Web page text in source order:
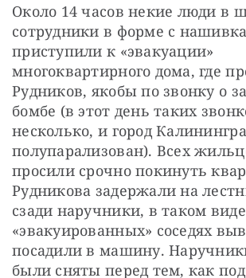
Около 14 часов некие люди в
сотрудники в форме с
приступили к «эвакуации»
многоквартирного дома, где
Рудников, якобы по звонку о
бомбе (в этот день таких
несколько, и город
полупарализован). Всех
просили срочно покинуть
Рудникова задержали на
сзади наручники, в таком
«эвакуированных» соседях
посадили в машину.
были сняты перед тем, как